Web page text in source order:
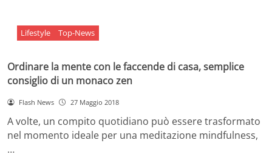
Lifestyle Top-News
Ordinare la mente con le faccende di casa, semplice
consiglio di un monaco zen
Flash News 27 Maggio 2018
A volte, un compito quotidiano può essere trasformato
nel momento ideale per una meditazione mindfulness,
…